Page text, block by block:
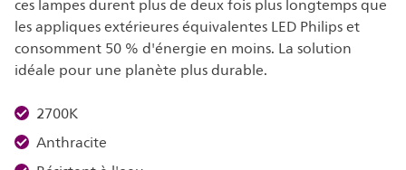
ces lampes durent plus de deux fois plus longtemps que
les appliques extérieures équivalentes LED Philips et
consomment 50 % d'énergie en moins. La solution
idéale pour une planète plus durable.
2700K
Anthracite